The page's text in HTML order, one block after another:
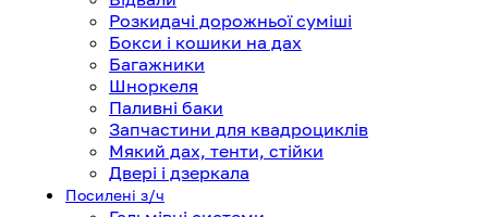
Розкидачі дорожньої суміші
Бокси і кошики на дах
Багажники
Шноркеля
Паливні баки
Запчастини для квадроциклів
Мякий дах, тенти, стійки
Двері і дзеркала
Посилені з/ч